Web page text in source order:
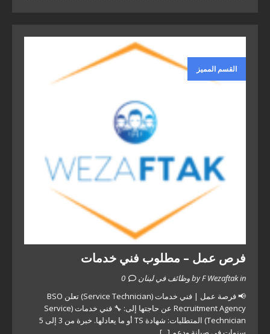
القسم المميز
فرص عمل – مطلوب فني خدمات
by F Wezaftak in وظائف في لبنان
0
📢 فرصة عمل | فني خدمات (Service Technician) تعلن BSO
Recruitment Agency عن حاجتها إلى: 🔧 فني خدمات (Service
Technician) المتطلبات: شهادة TS أو ما يعادلها. خبرة من 3 إلى 5